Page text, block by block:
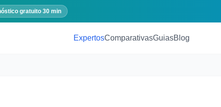
gratuito 30 min
ExpertosComparativasGuiasBlog